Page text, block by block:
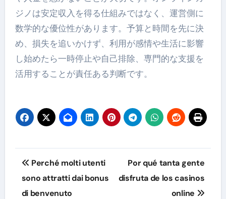
ジノは安定収入を得る仕組みではなく、運営側に
数学的な優位性があります。予算と時間を先に決
め、損失を追いかけず、利用が感情や生活に影響
し始めたら一時停止や自己排除、専門的な支援を
活用することが責任ある判断です。
Post
navigation
Perché molti utenti
sono attratti dai bonus
di benvenuto
Por qué tanta gente
disfruta de los casinos
online